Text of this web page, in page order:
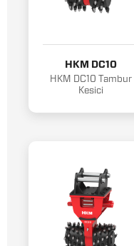
HKM DC10
HKM DC10 Tambur
Kesici